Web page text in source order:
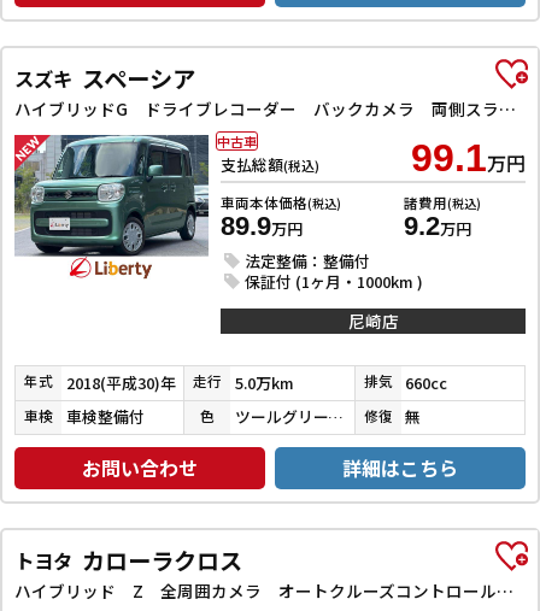
スズキ スペーシア
ハイブリッドG ドライブレコーダー バックカメラ 両側スライドドア ナビ TV スマートキー アイドリングストップ 電動格納ミラー ベンチシート CVT ESC CD DVD再生 Bluetooth エアコン
支払総額(税込) 99.1万円
車両本体価格(税込)
89.9万円
諸費用(税込)
9.2万円
法定整備：整備付
保証付 (1ヶ月・1000km )
中古車
尼崎店
年式 2018(平成30)年 走行 5.0万km 排気 660cc
車検 車検整備付 色 ツールグリーンパールメタリック 修復 無
お問い合わせ 詳細はこちら
トヨタ カローラクロス
ハイブリッド Z 全周囲カメラ オートクルーズコントロール レーンアシスト パワーシート 衝突被害軽減システム ナビ TV オートライト LEDヘッドランプ ヘッドライトウォッシャー 電動リアゲート アルミホイール